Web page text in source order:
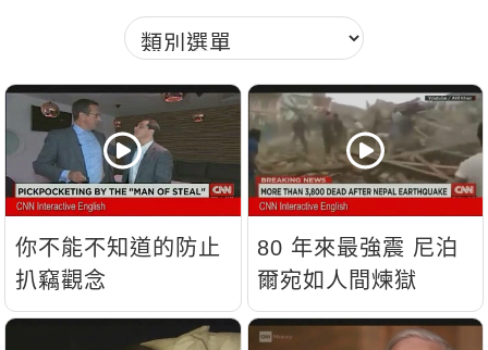
你不能不知道的防止
扒竊觀念
80 年來最強震 尼泊
爾宛如人間煉獄